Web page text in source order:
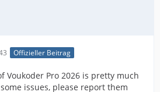
Offizieller Beitrag
Voukoder Pro 2026 is pretty much
issues, please report them